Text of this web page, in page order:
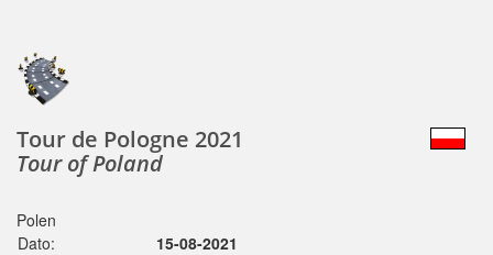
Tour de Pologne 2021
Tour of Poland
Polen
Dato:
15-08-2021